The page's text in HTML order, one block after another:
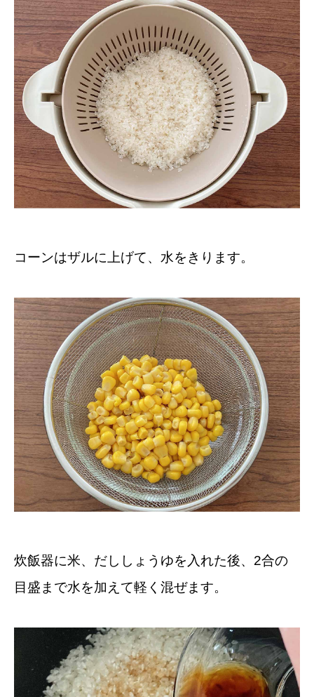
コーンはザルに上げて、水をきります。
炊飯器に米、だししょうゆを入れた後、2合の
目盛まで水を加えて軽く混ぜます。